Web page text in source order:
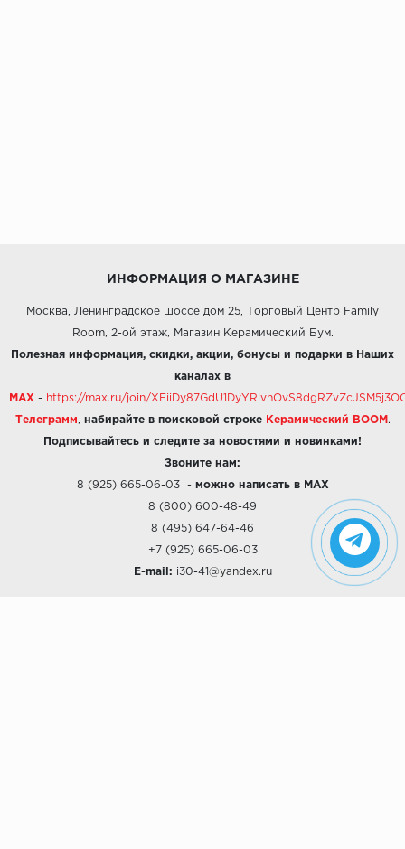
ИНФОРМАЦИЯ О МАГАЗИНЕ
Москва, Ленинградское шоссе дом 25, Торговый Центр Family
Room, 2-ой этаж, Магазин Керамический Бум.
Полезная информация, скидки, акции, бонусы и подарки в Наших
каналах в
MAX - https://max.ru/join/
Телеграмм набирайте в поисковой строке Керамический BOOM .
Подписывайтесь и следите за новостями и новинками!
Звоните нам:
8 (925) 665-06-03- можно написать в MAX
8 (800) 600-48-49
8 (495) 647-64-46
+7 (925) 665-06-03
E-mail: i30-41@yandex.ru